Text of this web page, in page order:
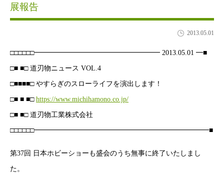
展報告
2013.05.01
□□□□□□━━━━━━━━━━━━━━━━━━ 2013.05.01 ━■
□■ ■□ 道刃物ニュース VOL.4
□■■■■□ やすらぎのスローライフを演出します！
□■ ■ ■□ https://www.michihamono.co.jp/
□■ ■□ 道刃物工業株式会社
□□□□□□━━━━━━━━━━━━━━━━━━━━━━━━━■
第37回 日本ホビーショーも盛会のうち無事に終了いたしまし
た。